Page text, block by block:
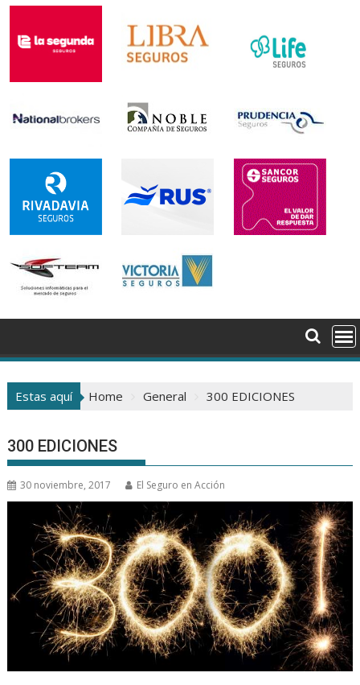
Estas aquí Home General 300 EDICIONES
300 EDICIONES
30 noviembre, 2017 El Seguro en Acción